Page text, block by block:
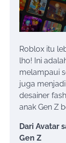
Roblox itu
lho! Ini
melampaui
juga
desainer
anak Gen Z
Dari Avatar
Gen Z